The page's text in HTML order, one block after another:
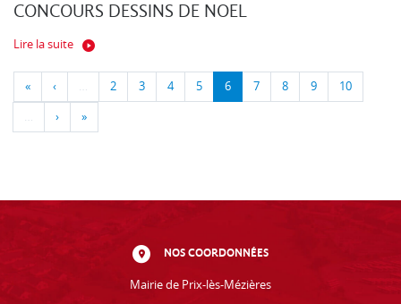
CONCOURS DESSINS DE NOEL
Lire la suite
« ‹ … 2 3 4 5 6 7 8 9 10
… › »
NOS COORDONNÉES
Mairie de Prix-lès-Mézières